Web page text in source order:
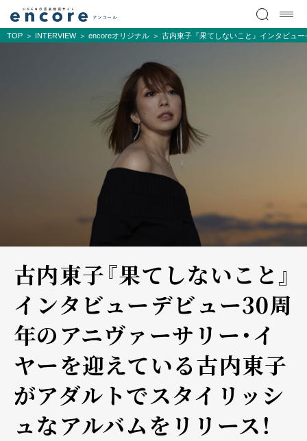
TOP INTERVIEW encoreオリジナル 古内東子『果てしないこと』インタビュ
古内東子『果てしないこと』
インタビュー――デビュー30周
年のアニヴァーサリー・イ
ヤーを迎えている古内東子
がアダルトでスタイリッシ
ュなアルバムをリリース！